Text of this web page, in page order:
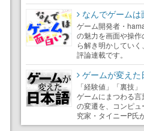
なんでゲームは
ゲーム開発者・
の魅力を画面や操
ら解き明かしてい
評論連載です。
ゲームが変えた
「経験値」「裏技
ゲームにまつわる
の変遷を、コンピ
究家・タイニーP氏